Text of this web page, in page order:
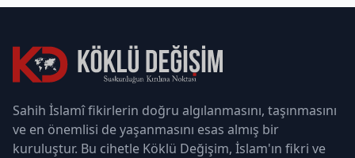
Sahih İslamî fikirlerin doğru algılanmasını, taşınmasını
ve en önemlisi de yaşanmasını esas almış bir
kuruluştur. Bu cihetle Köklü Değişim, İslam'ın fikri ve